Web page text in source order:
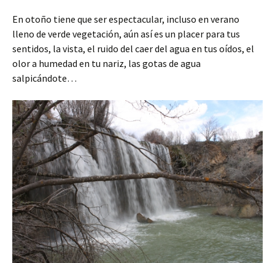
En otoño tiene que ser espectacular, incluso en verano
lleno de verde vegetación, aún así es un placer para tus
sentidos, la vista, el ruido del caer del agua en tus oídos, el
olor a humedad en tu nariz, las gotas de agua
salpicándote…